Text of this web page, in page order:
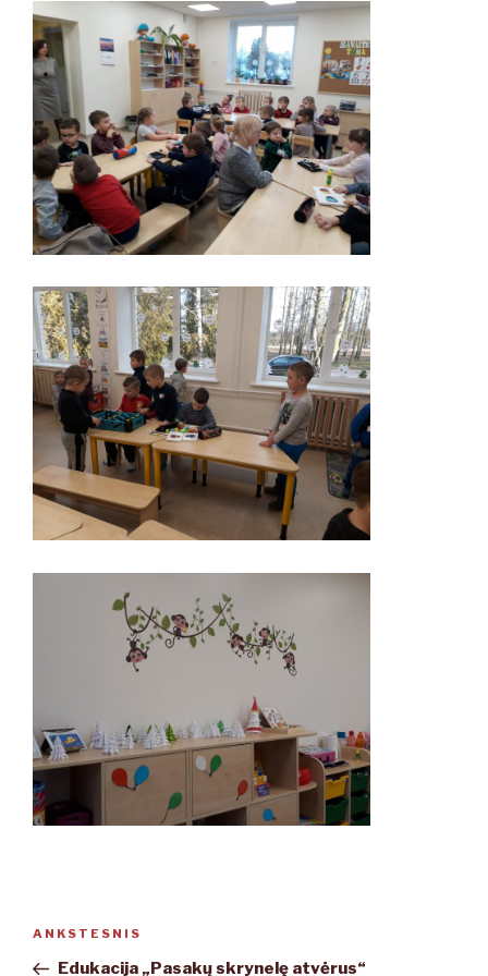
Navigacija
Ankstesnis
įrašas
ANKSTESNIS
Edukacija „Pasakų skrynelę atvėrus“